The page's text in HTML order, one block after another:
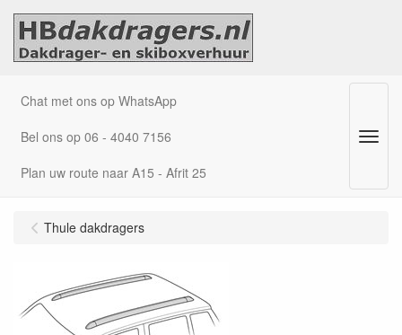
Chat met ons op WhatsApp
Bel ons op 06 - 4040 7156
Plan uw route naar A15 - Afrit 25
Menu
Thule dakdragers